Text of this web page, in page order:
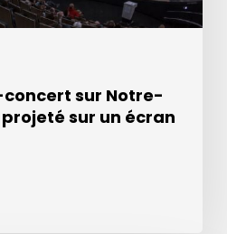
sur Notre-
sur un écran